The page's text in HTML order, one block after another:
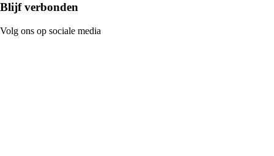
Blijf verbonden
Volg ons op sociale media